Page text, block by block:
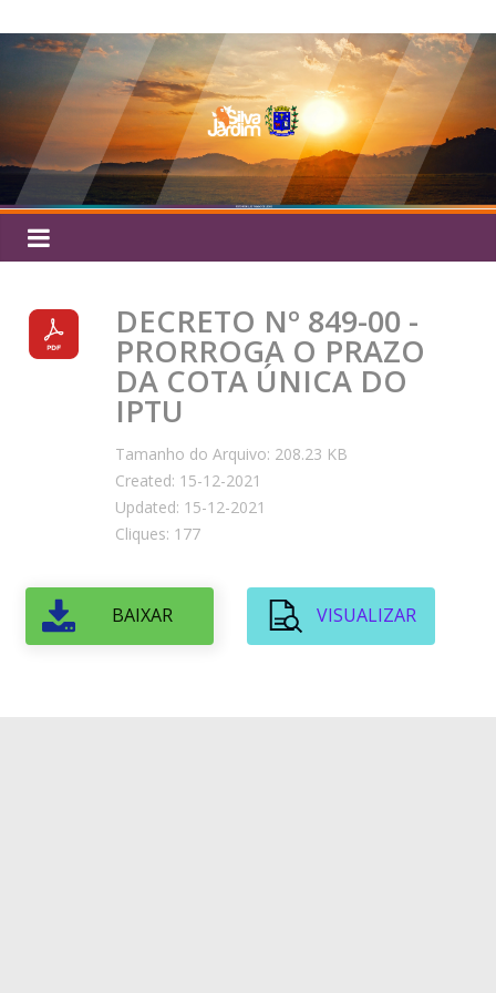
para
conteúdo
Silva
Jardim
DECRETO Nº 849-00 -
PRORROGA O PRAZO
DA COTA ÚNICA DO
IPTU
Tamanho do Arquivo: 208.23 KB
Created: 15-12-2021
Updated: 15-12-2021
Cliques: 177
BAIXAR VISUALIZAR